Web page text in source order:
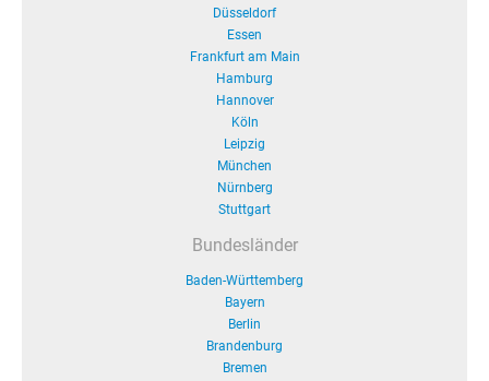
Düsseldorf
Essen
Frankfurt am Main
Hamburg
Hannover
Köln
Leipzig
München
Nürnberg
Stuttgart
Bundesländer
Baden-Württemberg
Bayern
Berlin
Brandenburg
Bremen